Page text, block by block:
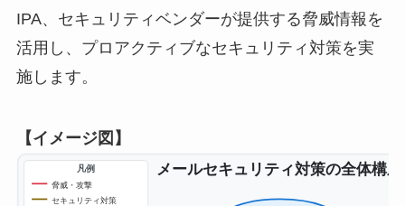
IPA、セキュリティベンダーが提供する脅威情報を
活用し、プロアクティブなセキュリティ対策を実
施します。
【イメージ図】
メールセキュリティ対策の全体構成
凡例
脅威・攻撃
セキュリティ対策